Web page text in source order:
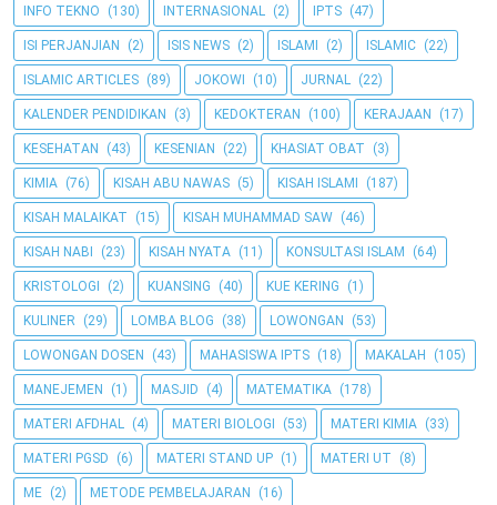
INFO TEKNO (130) INTERNASIONAL (2) IPTS (47)
ISI PERJANJIAN (2) ISIS NEWS (2) ISLAMI (2) ISLAMIC (22)
ISLAMIC ARTICLES (89) JOKOWI (10) JURNAL (22)
KALENDER PENDIDIKAN (3) KEDOKTERAN (100) KERAJAAN (17)
KESEHATAN (43) KESENIAN (22) KHASIAT OBAT (3)
KIMIA (76) KISAH ABU NAWAS (5) KISAH ISLAMI (187)
KISAH MALAIKAT (15) KISAH MUHAMMAD SAW (46)
KISAH NABI (23) KISAH NYATA (11) KONSULTASI ISLAM (64)
KRISTOLOGI (2) KUANSING (40) KUE KERING (1)
KULINER (29) LOMBA BLOG (38) LOWONGAN (53)
LOWONGAN DOSEN (43) MAHASISWA IPTS (18) MAKALAH (105)
MANEJEMEN (1) MASJID (4) MATEMATIKA (178)
MATERI AFDHAL (4) MATERI BIOLOGI (53) MATERI KIMIA (33)
MATERI PGSD (6) MATERI STAND UP (1) MATERI UT (8)
ME (2) METODE PEMBELAJARAN (16)